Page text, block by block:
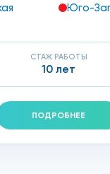
Юго-
СТАЖ РАБОТЫ
10 лет
ПОДРОБНЕЕ